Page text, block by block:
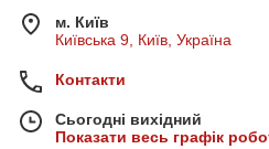
м. Київ
Київська 9, Київ, Україна
Контакти
Сьогодні вихідний
Показати весь графік